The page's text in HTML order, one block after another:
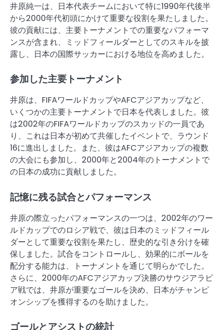
井原純一は、日本代表チームにおいて特に1990年代後半
から2000年代初頭にかけて重要な役割を果たしました。
彼の貢献には、主要トーナメントでの重要なパフォーマ
ンスが含まれ、ミッドフィールダーとしてのスキルを披
露し、日本の国際サッカーにおける地位を高めました。
参加した主要トーナメント
井原は、FIFAワールドカップやAFCアジアカップなど、
いくつかの主要トーナメントで日本を代表しました。彼
は2002年のFIFAワールドカップのスカッドの一員であ
り、これは日本が初めて共催したイベントで、ラウンド
16に進出しました。また、彼はAFCアジアカップの複数
の大会にも参加し、2000年と2004年のトーナメントで
の日本の成功に貢献しました。
記憶に残る試合とパフォーマンス
井原の際立ったパフォーマンスの一つは、2002年のワー
ルドカップでのロシア戦で、彼は日本のミッドフィール
ダーとして重要な役割を果たし、歴史的な引き分けを確
保しました。試合をコントロールし、効果的にボールを
配分する能力は、トーナメントを通じて明らかでした。
さらに、2000年のAFCアジアカップ決勝のサウジアラビ
ア戦では、井原が重要なゴールを決め、日本がチャンピ
オンシップを獲得するのを助けました。
ゴールとアシストの統計